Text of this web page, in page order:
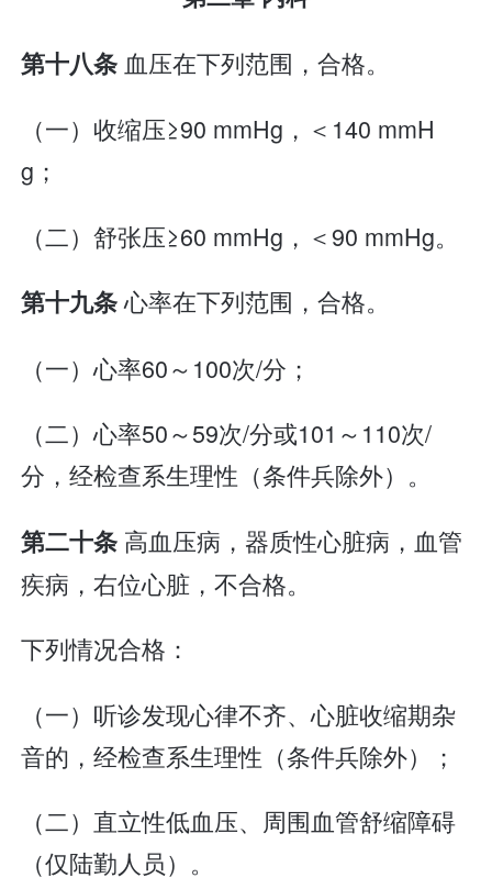
第十八条 血压在下列范围，合格。
（一）收缩压≥90 mmHg，＜140 mmH
g；
（二）舒张压≥60 mmHg，＜90 mmHg。
第十九条心率在下列范围，合格。
（一）心率60～100次/分；
（二）心率50～59次/分或101～110次/
分，经检查系生理性（条件兵除外）。
第二十条 高血压病，器质性心脏病，血管
疾病，右位心脏，不合格。
下列情况合格：
（一）听诊发现心律不齐、心脏收缩期杂
音的，经检查系生理性（条件兵除外）；
（二）直立性低血压、周围血管舒缩障碍
（仅陆勤人员）。